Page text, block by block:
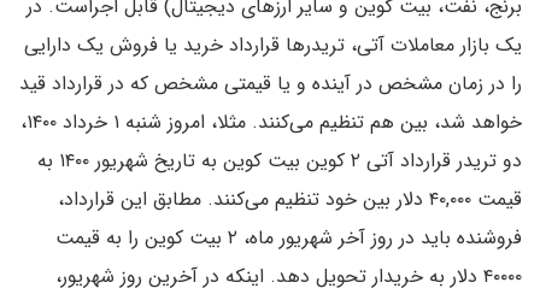
برنج، نفت، بیت کوین و سایر ارزهای دیجیتال) قابل اجراست. در
یک بازار معاملات آتی، تریدرها قرارداد خرید یا فروش یک دارایی
را در زمان مشخص در آینده و یا قیمتی مشخص که در قرارداد قید
خواهد شد، بین هم تنظیم می‌کنند. مثلا، امروز شنبه ۱ خرداد ۱۴۰۰،
دو تریدر قرارداد آتی ۲ کوین بیت کوین به تاریخ شهریور ۱۴۰۰ به
قیمت ۴۰,۰۰۰ دلار بین خود تنظیم می‌کنند. مطابق این قرارداد،
فروشنده باید در روز آخر شهریور ماه، ۲ بیت کوین را به قیمت
۴۰۰۰۰ دلار به خریدار تحویل دهد. اینکه در آخرین روز شهریور،